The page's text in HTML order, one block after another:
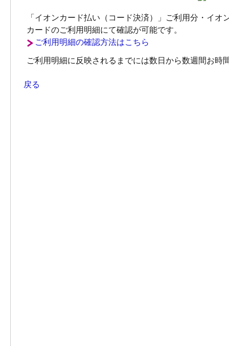
「イオンカード払い（コード決済）」ご利用分・イ
カードのご利用明細にて確認が可能です。
ご利用明細の確認方法はこちら
ご利用明細に反映されるまでには数日から数週間お時
戻る